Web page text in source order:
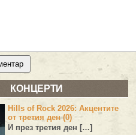
КОНЦЕРТИ
Hills of Rock 2026: Акцентите
от третия ден (0)
И през третия ден […]